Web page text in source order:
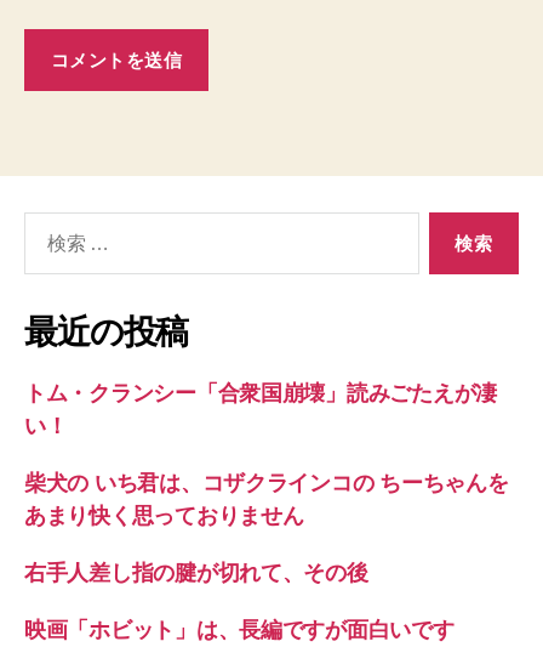
象:
最近の投稿
トム・クランシー「合衆国崩壊」読みごたえが凄
い！
柴犬の いち君は、コザクラインコの ちーちゃんを
あまり快く思っておりません
右手人差し指の腱が切れて、その後
映画「ホビット」は、長編ですが面白いです